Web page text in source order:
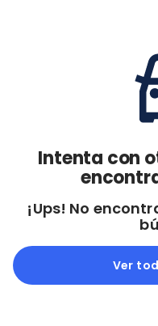
Intenta con
¡Ups! No
Ver